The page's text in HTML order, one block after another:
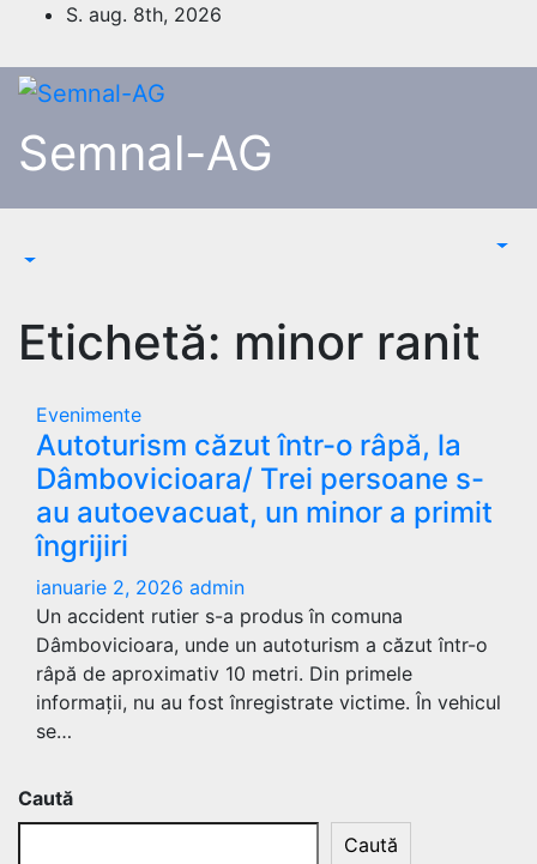
content
S. aug. 8th, 2026
Semnal-AG
Etichetă: minor ranit
Evenimente
Autoturism căzut într-o râpă, la
Dâmbovicioara/ Trei persoane s-
au autoevacuat, un minor a primit
îngrijiri
ianuarie 2, 2026 admin
Un accident rutier s-a produs în comuna
Dâmbovicioara, unde un autoturism a căzut într-o
râpă de aproximativ 10 metri. Din primele
informații, nu au fost înregistrate victime. În vehicul
se…
Caută
Caută